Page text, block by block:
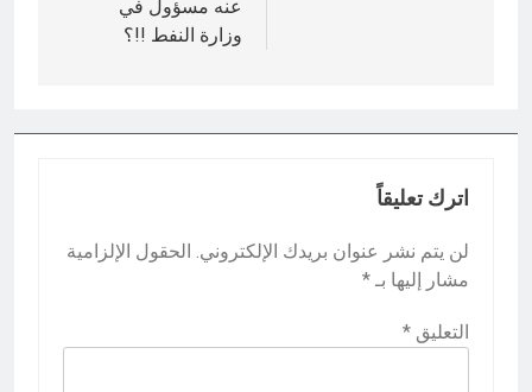
عنه مسؤول في
وزارة النفط !!؟
اترك تعليقاً
لن يتم نشر عنوان بريدك الإلكتروني. الحقول الإلزامية
مشار إليها بـ *
التعليق *